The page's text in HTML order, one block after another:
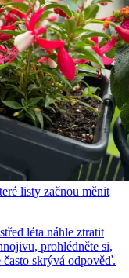
listy začnou měnit
léta náhle ztratit
prohlédněte si,
skrývá odpověď.